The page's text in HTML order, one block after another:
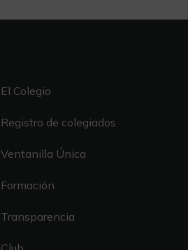
El Colegio
Registro de colegiados
Ventanilla Única
Formación
Transparencia